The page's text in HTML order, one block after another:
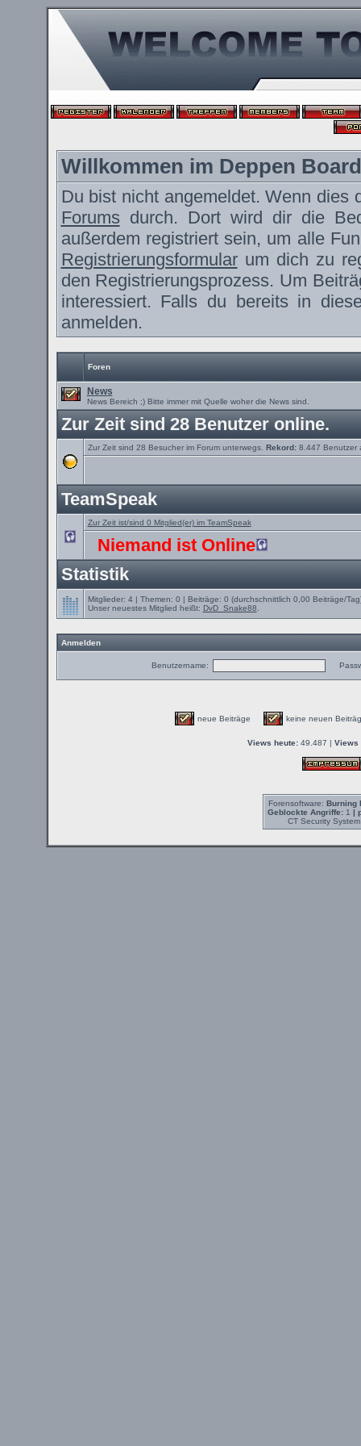
Willkommen im Deppen Board
Du bist nicht angemeldet. Wenn
Forums durch. Dort wird dir die
außerdem registriert sein, um alle
Registrierungsformularum dich zu
den Registrierungsprozess. Um
interessiert. Falls du bereits in
anmelden.
Foren
News
News Bereich ;) Bitte immer mit Quelle woher die News sind.
Zur Zeit sind 28 Benutzer online.
Zur Zeit sind 28 Besucher im Forum unterwegs. Rekord:8.447 Benutzer
TeamSpeak
Zur Zeit ist/sind 0 Mitglied(er) im TeamSpeak
Niemand ist Online
Statistik
Mitglieder: 4 | Themen: 0 | Beiträge: 0 (durchschnittlich 0,00 Beiträge/
Unser neuestes Mitglied heißt: DvD_Snake88
Anmelden
Benutzername:
neue Beiträge keine neuen
Views heute: 49.487 | Views
Forensoftware: Burning
Geblockte Angriffe:1 |
CT Security